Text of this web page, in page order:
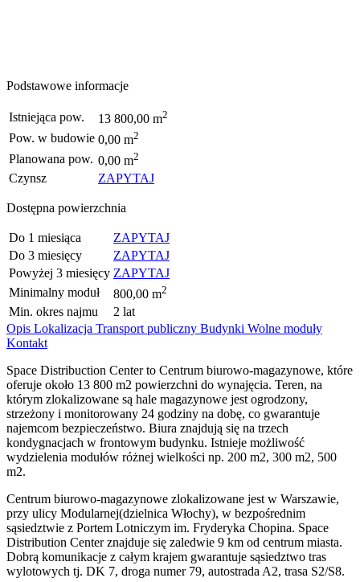
Podstawowe informacje
Istniejąca pow. 13 800,00 m2
Pow. w budowie 0,00 m2
Planowana pow. 0,00 m2
Czynsz ZAPYTAJ
Dostępna powierzchnia
Do 1 miesiąca
ZAPYTAJ
Do 3 miesięcy
ZAPYTAJ
Powyżej 3 miesięcy ZAPYTAJ
Minimalny moduł
800,00 m2
Min. okres najmu
2 lat
Opis Lokalizacja Transport publiczny Budynki Wolne moduły
Kontakt
Space Distribuction Center to Centrum biurowo-magazynowe, które
oferuje około 13 800 m2 powierzchni do wynajęcia. Teren, na
którym zlokalizowane są hale magazynowe jest ogrodzony,
strzeżony i monitorowany 24 godziny na dobę, co gwarantuje
najemcom bezpieczeństwo. Biura znajdują się na trzech
kondygnacjach w frontowym budynku. Istnieje możliwość
wydzielenia modułów różnej wielkości np. 200 m2, 300 m2, 500
m2.
Centrum biurowo-magazynowe zlokalizowane jest w Warszawie,
przy ulicy Modularnej(dzielnica Włochy), w bezpośrednim
sąsiedztwie z Portem Lotniczym im. Fryderyka Chopina. Space
Distribution Center znajduje się zaledwie 9 km od centrum miasta.
Dobrą komunikacje z całym krajem gwarantuje sąsiedztwo tras
wylotowych tj. DK 7, droga numer 79, autostrada A2, trasa S2/S8.